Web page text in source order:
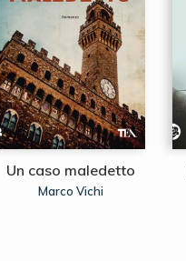
Un caso maledetto
Marco Vichi